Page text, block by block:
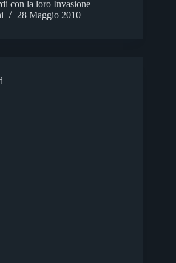
con la loro Invasione
28 Maggio 2010